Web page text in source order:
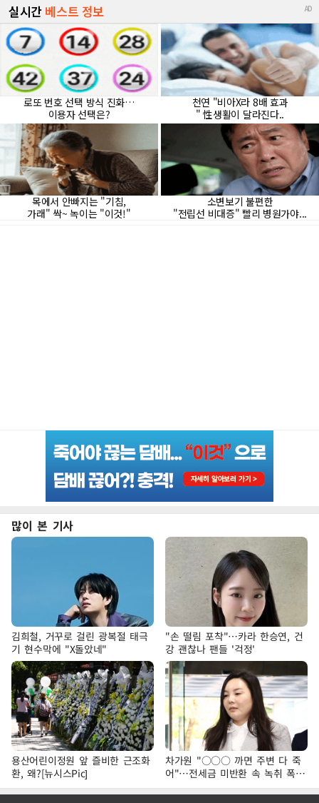
많이 본 기사
김희철, 거꾸로 걸린 광복절 태극
기 현수막에 "X돌았네"
"손 떨림 포착"…카라 한승연, 건
강 괜찮나 팬들 '걱정'
용산어린이정원 앞 즐비한 근조화
환, 왜?[뉴시스Pic]
차가원 "○○○ 까면 주변 다 죽
어"…전세금 미반환 속 녹취 폭로
파장